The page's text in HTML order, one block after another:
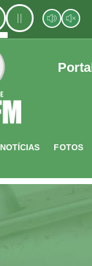
NOTÍCIAS FOTOS